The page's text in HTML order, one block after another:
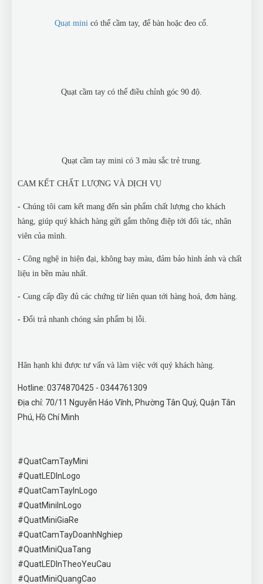
Quạt mini có thể cầm tay, để bàn hoặc đeo cổ.
Quạt cầm tay có thể điều chỉnh góc 90 độ.
Quạt cầm tay mini có 3 màu sắc trẻ trung.
CAM KẾT CHẤT LƯỢNG VÀ DỊCH VỤ
- Chúng tôi cam kết mang đến sản phẩm chất lượng cho khách
hàng, giúp quý khách hàng gửi gắm thông điệp tới đối tác, nhân
viên của mình.
- Công nghệ in hiện đại, không bay màu, đảm bảo hình ảnh và chất
liệu in bền màu nhất.
- Cung cấp đầy đủ các chứng từ liên quan tới hàng hoá, đơn hàng.
- Đổi trả nhanh chóng sản phẩm bị lỗi.
Hân hạnh khi được tư vấn và làm việc với quý khách hàng.
Hotline: 0374870425 - 0344761309
Địa chỉ: 70/11 Nguyễn Háo Vĩnh, Phường Tân Quý, Quận Tân
Phú, Hồ Chí Minh
#QuatCamTayMini
#QuatLEDInLogo
#QuatCamTayInLogo
#QuatMiniInLogo
#QuatMiniGiaRe
#QuatCamTayDoanhNghiep
#QuatMiniQuaTang
#QuatLEDInTheoYeuCau
#QuatMiniQuangCao